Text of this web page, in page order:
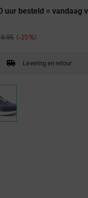
uur besteld = vandaag
(-25%)
Levering en retour